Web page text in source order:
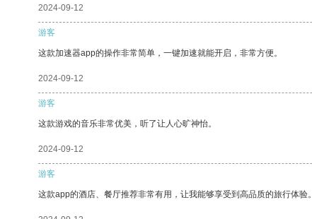
2024-09-12
游客
这款加速器app的操作非常简单，一键加速就能开启，非常方便。
2024-09-12
游客
这款游戏的音乐非常优美，听了让人心旷神怡。
2024-09-12
游客
这款app的酒店、餐厅推荐非常有用，让我能够享受到高品质的旅行体验。